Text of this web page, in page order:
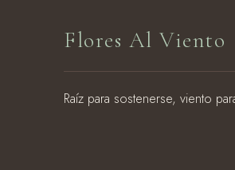
Flores Al Viento
Raíz para sostenerse, viento